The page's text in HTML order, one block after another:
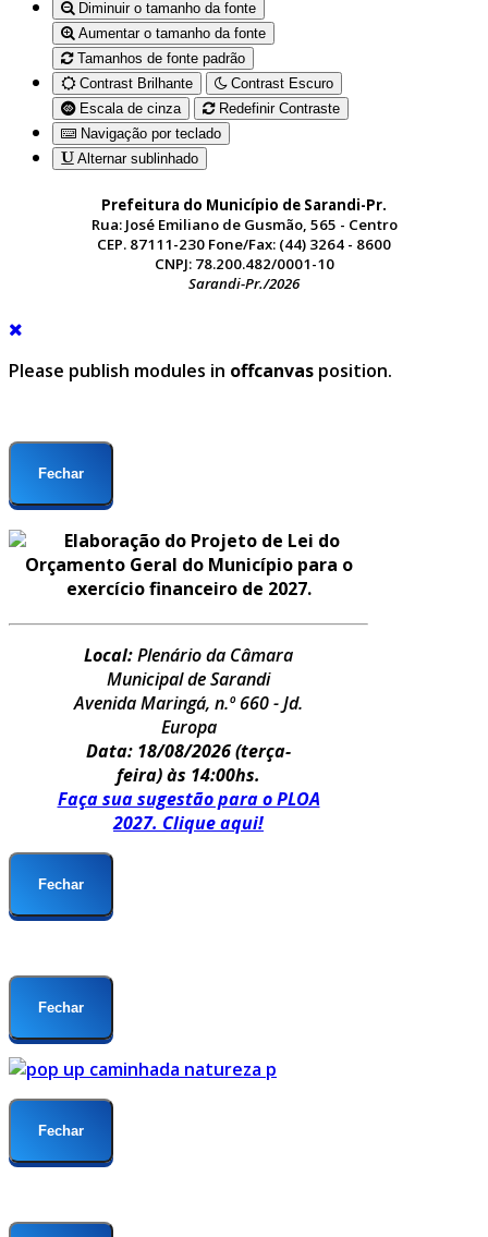
Diminuir o tamanho da fonte
Aumentar o tamanho da fonte
Tamanhos de fonte padrão
Contrast Brilhante
Contrast Escuro
Escala de cinza
Redefinir Contraste
Navigação por teclado
Alternar sublinhado
Prefeitura do Município de Sarandi-Pr.
Rua: José Emiliano de Gusmão, 565 - Centro
CEP. 87111-230 Fone/Fax: (44) 3264 - 8600
CNPJ: 78.200.482/0001-10
Sarandi-Pr./2026
Please publish modules in offcanvas position.
Fechar
Elaboração do Projeto de Lei do
Orçamento Geral do Município para o
exercício financeiro de 2027.
Local:Plenário da Câmara
Municipal de Sarandi
Avenida Maringá, n.º 660 - Jd.
Europa
Data: 18/08/2026(terça-
feira) às 14:00hs.
Faça sua sugestão para o PLOA
2027. Clique aqui!
Fechar
Fechar
Fechar